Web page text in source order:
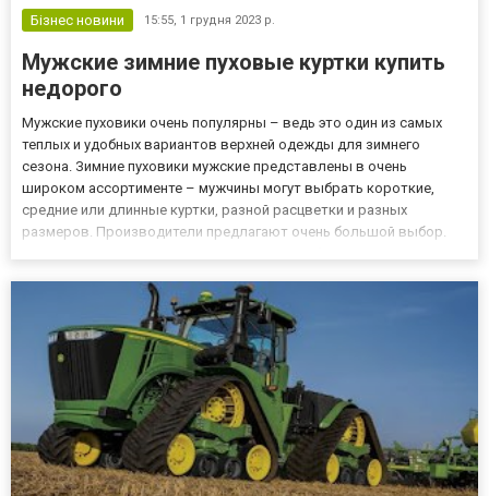
Бізнес новини 15:55, 1 грудня 2023 р.
Мужские зимние пуховые куртки купить
недорого
Мужские пуховики очень популярны – ведь это один из самых
теплых и удобных вариантов верхней одежды для зимнего
сезона. Зимние пуховики мужские представлены в очень
широком ассортименте – мужчины могут выбрать короткие,
средние или длинные куртки, разной расцветки и разных
размеров. Производители предлагают очень большой выбор.
скидки, доставка...